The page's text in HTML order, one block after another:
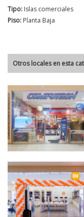
Tipo: Islas comerciales
Piso: Planta Baja
Otros locales en esta